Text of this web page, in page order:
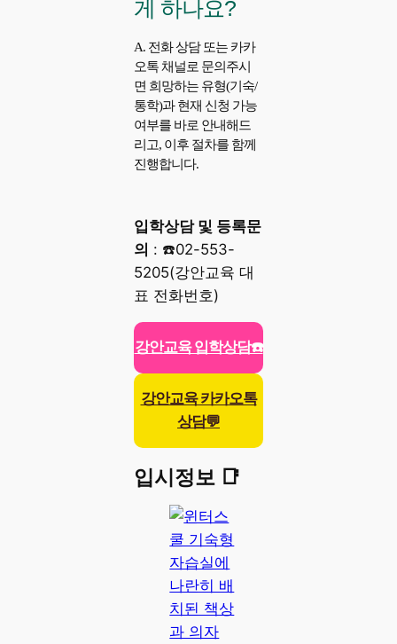
게 하나요?
A. 전화 상담 또는 카카
오톡 채널로 문의주시
면 희망하는 유형(기숙/
통학)과 현재 신청 가능
여부를 바로 안내해드
리고, 이후 절차를 함께
진행합니다.
입학상담 및 등록문
의 : ☎️02-553-
5205(강안교육 대
표 전화번호)
강안교육 입학상담☎️
강안교육 카카오톡
상담💬
입시정보 📑